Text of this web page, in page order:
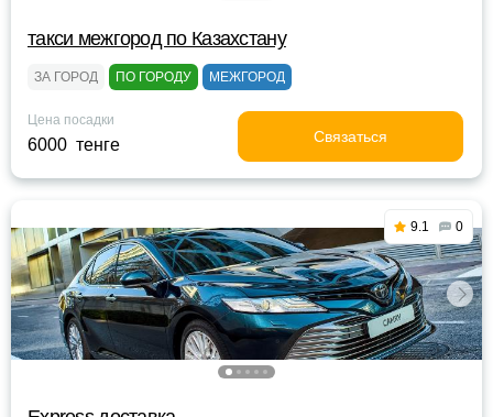
такси межгород по Казахстану
ЗА ГОРОД ПО ГОРОДУ МЕЖГОРОД
Цена посадки
6000 тенге Связаться
9.1 0